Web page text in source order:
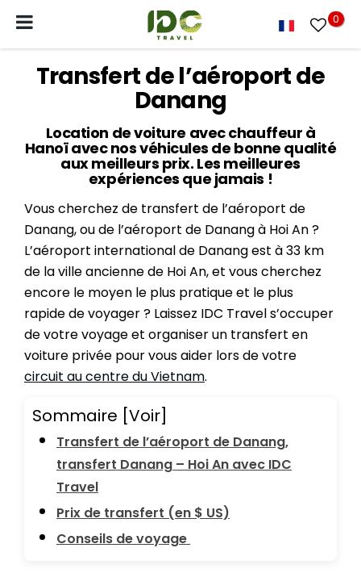
0
Transfert de l’aéroport de
Danang
Location de voiture avec chauffeur à
Hanoï avec nos véhicules de bonne qualité
aux meilleurs prix. Les meilleures
expériences que jamais !
Vous cherchez de transfert de l’aéroport de
Danang, ou de l’aéroport de Danang à Hoi An ?
L’aéroport international de Danang est à 33 km
de la ville ancienne de Hoi An, et vous cherchez
encore le moyen le plus pratique et le plus
rapide de voyager ? Laissez IDC Travel s’occuper
de votre voyage et organiser un transfert en
voiture privée pour vous aider lors de votre
circuit au centre du Vietnam.
Sommaire [Voir]
Transfert de l’aéroport de Danang,
transfert Danang – Hoi An avec IDC
Travel
Prix de transfert (en $ US)
Conseils de voyage